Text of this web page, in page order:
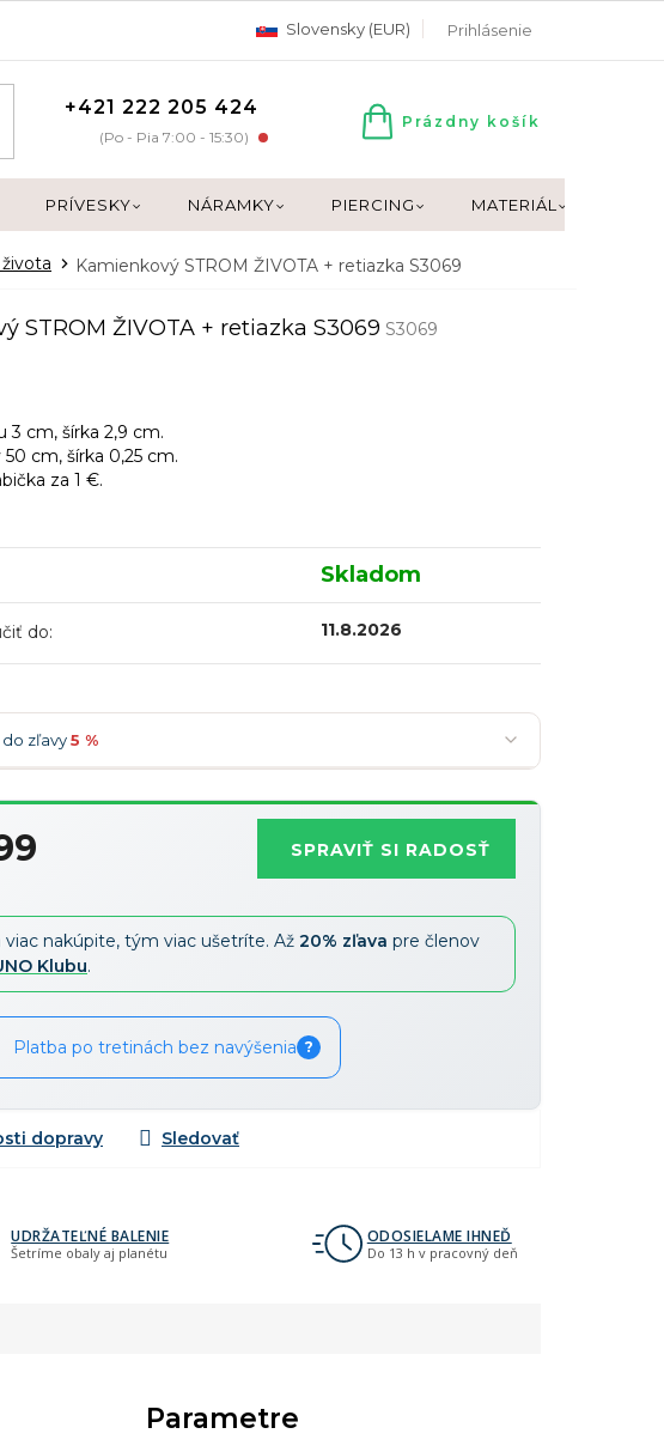
Slovensky (EUR) Prihlásenie
+421 222 205 424
(Po - Pia 7:00 - 15:30)
NÁKUPNÝ
Prázdny košík
PRÍVESKY NÁRAMKY PIERCING MATERIÁL
Kamienkový STROM ŽIVOTA + retiazka S3069
STROM ŽIVOTA + retiazka S3069 S3069
3 cm, šírka 2,9 cm.
cm, šírka 0,25 cm.
za 1 €.
Skladom
do: 11.8.2026
do zľavy5 %
-7 %
Najobľúbenejšia
-15 %
SPRAVIŤ SI RADOSŤ
viac nakúpite, tým viac ušetríte. Až 20% zľava pre členov
Klubu.
Platba po tretinách bez navýšenia ?
dopravy
UDRŽATEĽNÉ BALENIE
Šetríme obaly aj planétu
ODOSIELAME IHNEĎ
Do 13 h v pracovný deň
Parametre